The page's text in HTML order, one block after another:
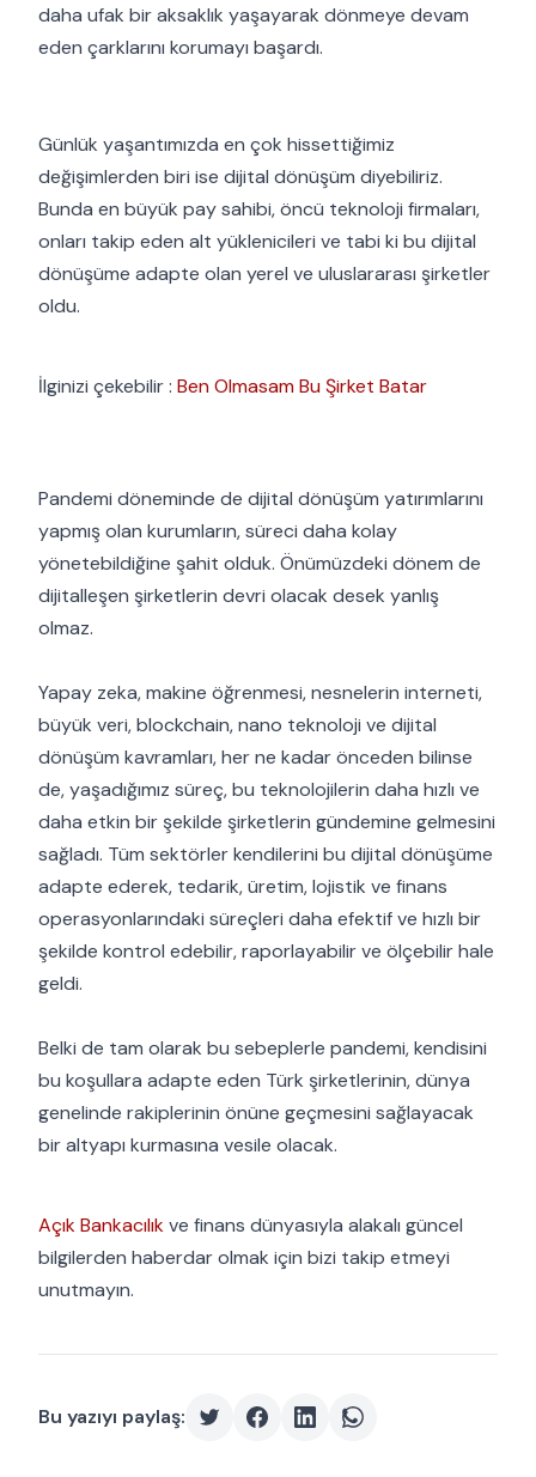
daha ufak bir aksaklık yaşayarak dönmeye devam
eden çarklarını korumayı başardı.⁣⠀
Günlük yaşantımızda en çok hissettiğimiz
değişimlerden biri ise dijital dönüşüm diyebiliriz.
Bunda en büyük pay sahibi, öncü teknoloji firmaları,
onları takip eden alt yüklenicileri ve tabi ki bu dijital
dönüşüme adapte olan yerel ve uluslararası şirketler
oldu.⠀⁣⠀
İlginizi çekebilir : Ben Olmasam Bu Şirket Batar
Pandemi döneminde de dijital dönüşüm yatırımlarını
yapmış olan kurumların, süreci daha kolay
yönetebildiğine şahit olduk. Önümüzdeki dönem de
dijitalleşen şirketlerin devri olacak desek yanlış
olmaz. ⠀⁣⠀
Yapay zeka, makine öğrenmesi, nesnelerin interneti,
büyük veri, blockchain, nano teknoloji ve dijital
dönüşüm kavramları, her ne kadar önceden bilinse
de, yaşadığımız süreç, bu teknolojilerin daha hızlı ve
daha etkin bir şekilde şirketlerin gündemine gelmesini
sağladı. Tüm sektörler kendilerini bu dijital dönüşüme
adapte ederek, tedarik, üretim, lojistik ve finans
operasyonlarındaki süreçleri daha efektif ve hızlı bir
şekilde kontrol edebilir, raporlayabilir ve ölçebilir hale
geldi. ⠀⁣⠀
Belki de tam olarak bu sebeplerle pandemi, kendisini
bu koşullara adapte eden Türk şirketlerinin, dünya
genelinde rakiplerinin önüne geçmesini sağlayacak
bir altyapı kurmasına vesile olacak. ⠀⠀
Açık Bankacılıkve finans dünyasıyla alakalı güncel
bilgilerden haberdar olmak için bizi takip etmeyi
unutmayın.
Bu yazıyı paylaş: